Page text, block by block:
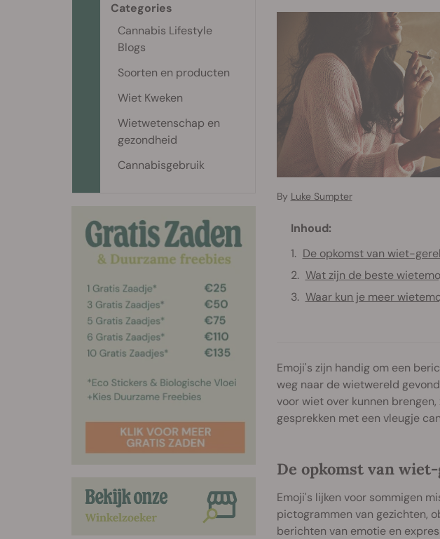
By Luke Sumpter
Inhoud:
De opkomst van wiet-
Wat zijn de beste
Waar kun je meer
Emoji's zijn handig om een
weg naar de wietwereld
voor wiet over kunnen
gesprekken met een vleugje
De opkomst van
Emoji's lijken voor sommigen
pictogrammen van gezichten,
berichten van emotie en
Categories
Cannabis Lifestyle
Blogs
Soorten en producten
Wiet Kweken
Wietwetenschap en
gezondheid
Cannabisgebruik